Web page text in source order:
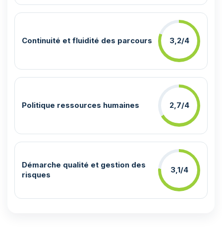
Continuité et fluidité des parcours 3,2/4
Politique ressources humaines 2,7/4
Démarche qualité et gestion des
risques
3,1/4